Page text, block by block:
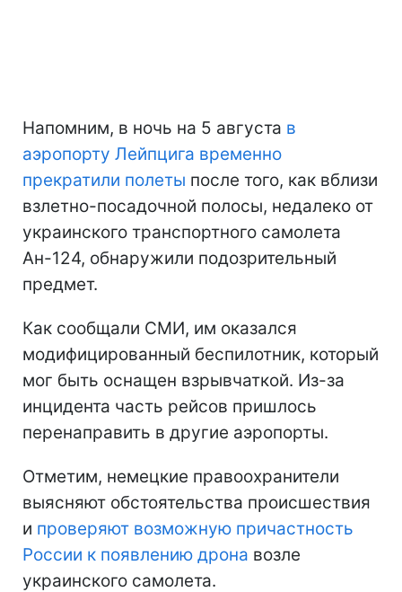
Напомним, в ночь на 5 августа в
аэропорту Лейпцига временно
прекратили полеты после того, как вблизи
взлетно-посадочной полосы, недалеко от
украинского транспортного самолета
Ан-124, обнаружили подозрительный
предмет.
Как сообщали СМИ, им оказался
модифицированный беспилотник, который
мог быть оснащен взрывчаткой. Из-за
инцидента часть рейсов пришлось
перенаправить в другие аэропорты.
Отметим, немецкие правоохранители
выясняют обстоятельства происшествия
и проверяют возможную причастность
России к появлению дрона возле
украинского самолета.